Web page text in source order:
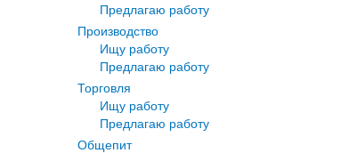
Предлагаю работу
Производство
Ищу работу
Предлагаю работу
Торговля
Ищу работу
Предлагаю работу
Общепит